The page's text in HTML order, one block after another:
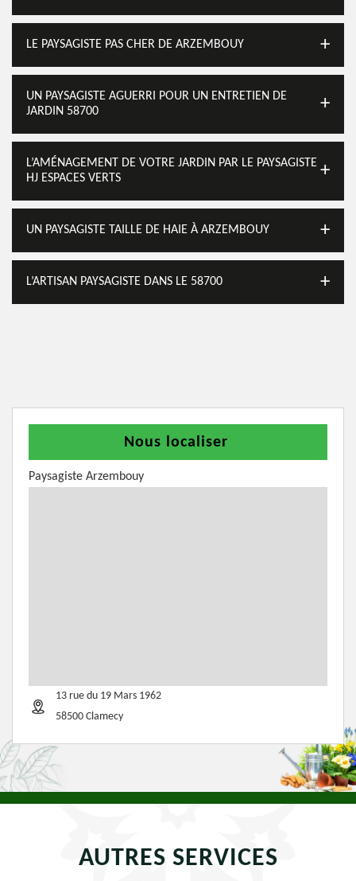
LE PAYSAGISTE PAS CHER DE ARZEMBOUY
UN PAYSAGISTE AGUERRI POUR UN ENTRETIEN DE
JARDIN 58700
L’AMÉNAGEMENT DE VOTRE JARDIN PAR LE PAYSAGISTE
HJ ESPACES VERTS
UN PAYSAGISTE TAILLE DE HAIE À ARZEMBOUY
L’ARTISAN PAYSAGISTE DANS LE 58700
Nous localiser
Paysagiste Arzembouy
13 rue du 19 Mars 1962
58500 Clamecy
AUTRES SERVICES